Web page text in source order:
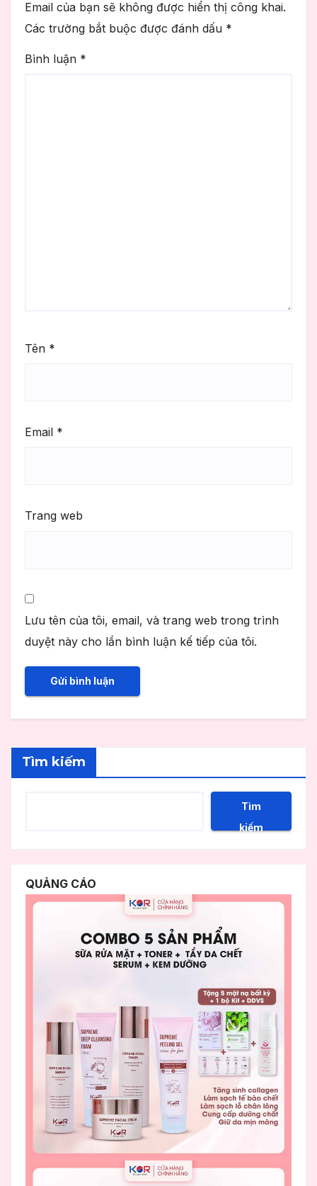
Email của bạn sẽ không được hiển thị công khai.
Các trường bắt buộc được đánh dấu *
Bình luận *
Tên *
Email *
Trang web
Lưu tên của tôi, email, và trang web trong trình
duyệt này cho lần bình luận kế tiếp của tôi.
Tìm kiếm
Tìm
kiếm
QUẢNG CÁO